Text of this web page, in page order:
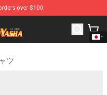
over $100
Merchandise Shop
ツ